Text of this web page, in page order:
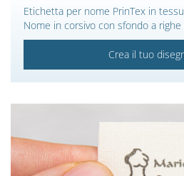
Etichetta per nome PrinTex in
Nome in corsivo con sfondo a
Crea il tuo